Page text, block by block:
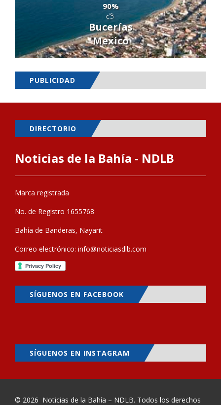
90%
Bucerías
Mexico
PUBLICIDAD
DIRECTORIO
Noticias de la Bahía - NDLB
Marca registrada
No. de Registro 1655768
Bahía de Banderas, Nayarit
Correo electrónico: info@noticiasdlb.com
SÍGUENOS EN FACEBOOK
SÍGUENOS EN INSTAGRAM
© 2026 Noticias de la Bahía – NDLB. Todos los derechos